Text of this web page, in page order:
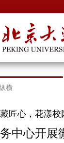
横
匠心，花漾校
中心开展